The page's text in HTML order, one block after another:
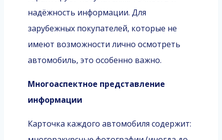
надёжность информации. Для
зарубежных покупателей, которые не
имеют возможности лично осмотреть
автомобиль, это особенно важно.
Многоаспектное представление
информации
Карточка каждого автомобиля содержит: